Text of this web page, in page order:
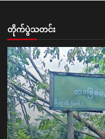
တိုက်ပွဲသတင်း